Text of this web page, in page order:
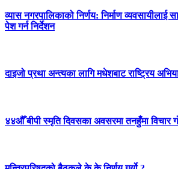
व्यास नगरपालिकाको निर्णय: निर्माण व्यवसायीलाई
पेश गर्न निर्देशन
दाइजो प्रथा अन्त्यका लागि मधेशबाट राष्ट्रिय
४४औँ बीपी स्मृति दिवसका अवसरमा तनहुँमा विचार